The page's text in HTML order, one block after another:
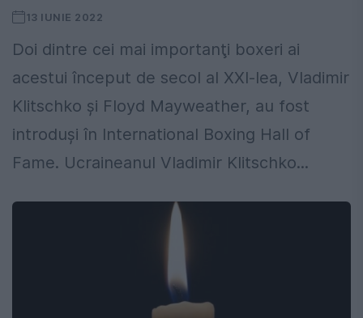
13 IUNIE 2022
Doi dintre cei mai importanţi boxeri ai
acestui început de secol al XXI-lea, Vladimir
Klitschko şi Floyd Mayweather, au fost
introduşi în International Boxing Hall of
Fame. Ucraineanul Vladimir Klitschko...